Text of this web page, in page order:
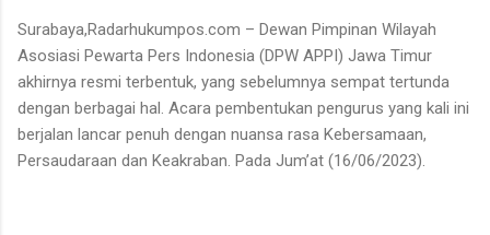
Surabaya,Radarhukumpos.com – Dewan Pimpinan Wilayah
Asosiasi Pewarta Pers Indonesia (DPW APPI) Jawa Timur
akhirnya resmi terbentuk, yang sebelumnya sempat tertunda
dengan berbagai hal. Acara pembentukan pengurus yang kali ini
berjalan lancar penuh dengan nuansa rasa Kebersamaan,
Persaudaraan dan Keakraban. Pada Jum’at (16/06/2023).